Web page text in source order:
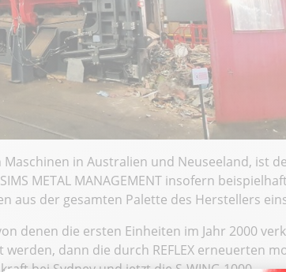
in Australien und Neuseeland, ist
METAL MANAGEMENT insofern
aus der gesamten Palette des Herstellers
denen die ersten Einheiten im Jahr 2000
dann die durch REFLEX erneuerten